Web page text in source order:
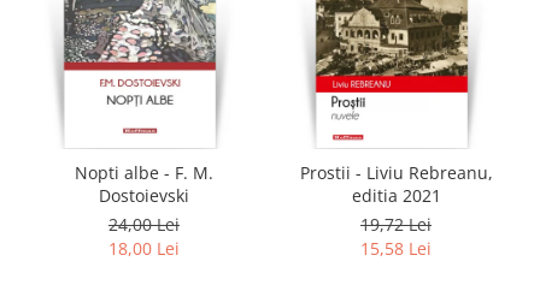
Nopti albe - F. M.
Dostoievski
24,00 Lei
18,00 Lei
Prostii - Liviu Rebreanu,
editia 2021
19,72 Lei
15,58 Lei